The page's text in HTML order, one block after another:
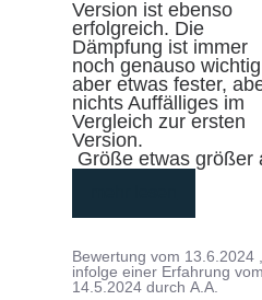
Version ist ebenso
erfolgreich. Die
Dämpfung ist immer
noch genauso
aber etwas fester,
nichts Auffälliges im
Vergleich zur ersten
Version.
Größe etwas größer
Bewertung vom 13.6.2024
infolge einer Erfahrung
14.5.2024 durchA.A.